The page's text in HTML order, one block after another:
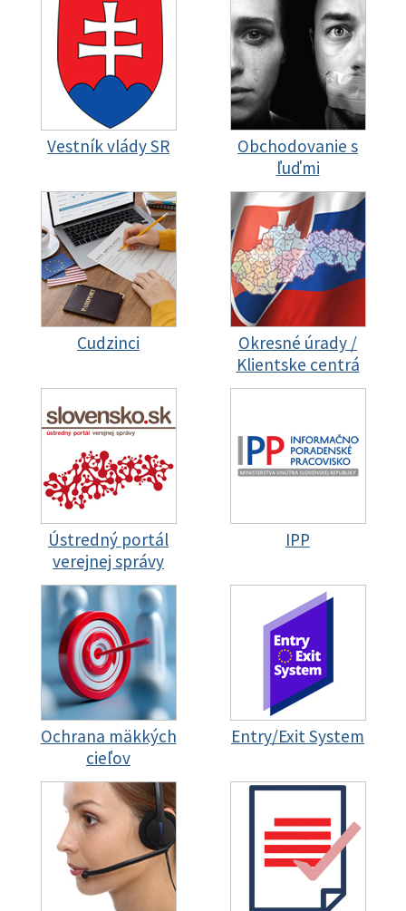
Vestník vlády SR
Obchodovanie s
ľuďmi
Cudzinci
Okresné úrady /
Klientske centrá
Ústredný portál
verejnej správy
IPP
Ochrana mäkkých
cieľov
Entry/Exit System